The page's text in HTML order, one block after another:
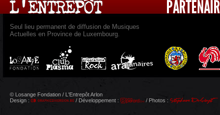
Seul lieu permanent de diffusion de Musiques
Actuelles en Province de Luxembourg.
© Losange Fondation / L'Entrepôt Arlon
Design :
/ Développement : / Photos :